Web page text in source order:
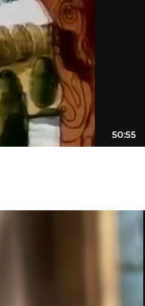
50:55